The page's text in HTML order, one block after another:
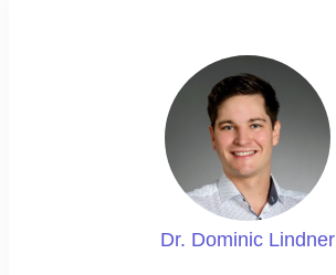
Dr. Dominic Lindner